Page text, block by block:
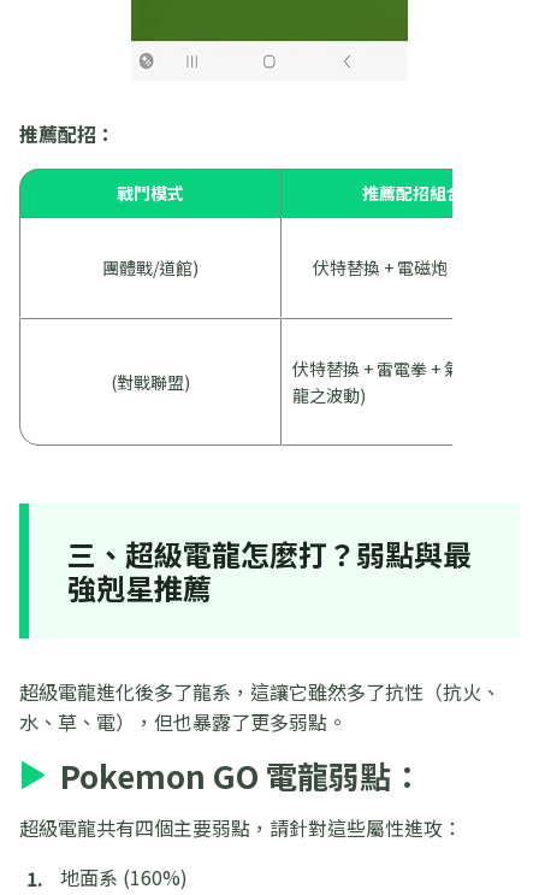
推薦配招：
戰鬥模式 推薦配招組合
團體戰/道館) 伏特替換 + 電磁炮 (或打雷)
(對戰聯盟)
伏特替換 + 雷電拳 + 氣合彈 (或
龍之波動)
三、超級電龍怎麼打？弱點與最
強剋星推薦
超級電龍進化後多了龍系，這讓它雖然多了抗性（抗火、
水、草、電），但也暴露了更多弱點。
Pokemon GO 電龍弱點：
超級電龍共有四個主要弱點，請針對這些屬性進攻：
地面系 (160%)